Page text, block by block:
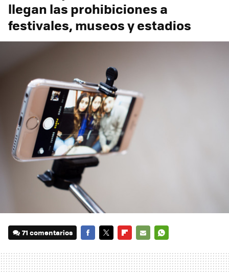
llegan las prohibiciones a
festivales, museos y estadios
71 comentarios
MAIL